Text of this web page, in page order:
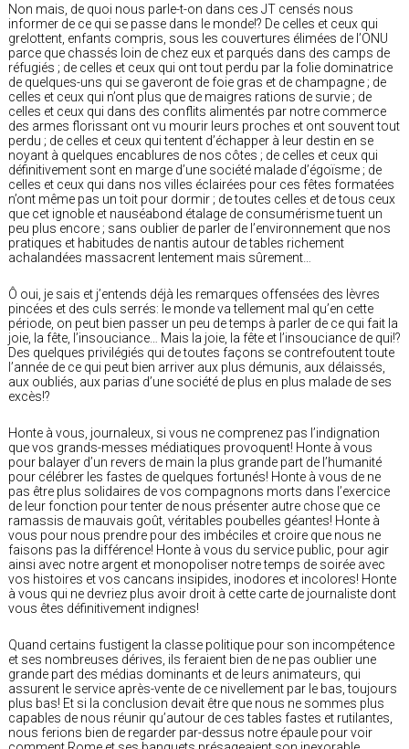
Non mais, de quoi nous parle-t-on dans ces JT censés nous
informer de ce qui se passe dans le monde!? De celles et ceux qui
grelottent, enfants compris, sous les couvertures élimées de l’ONU
parce que chassés loin de chez eux et parqués dans des camps de
réfugiés ; de celles et ceux qui ont tout perdu par la folie dominatrice
de quelques-uns qui se gaveront de foie gras et de champagne ; de
celles et ceux qui n’ont plus que de maigres rations de survie ; de
celles et ceux qui dans des conflits alimentés par notre commerce
des armes florissant ont vu mourir leurs proches et ont souvent tout
perdu ; de celles et ceux qui tentent d’échapper à leur destin en se
noyant à quelques encablures de nos côtes ; de celles et ceux qui
définitivement sont en marge d’une société malade d’égoïsme ; de
celles et ceux qui dans nos villes éclairées pour ces fêtes formatées
n’ont même pas un toit pour dormir ; de toutes celles et de tous ceux
que cet ignoble et nauséabond étalage de consumérisme tuent un
peu plus encore ; sans oublier de parler de l’environnement que nos
pratiques et habitudes de nantis autour de tables richement
achalandées massacrent lentement mais sûrement…
Ô oui, je sais et j’entends déjà les remarques offensées des lèvres
pincées et des culs serrés: le monde va tellement mal qu’en cette
période, on peut bien passer un peu de temps à parler de ce qui fait la
joie, la fête, l’insouciance… Mais la joie, la fête et l’insouciance de qui!?
Des quelques privilégiés qui de toutes façons se contrefoutent toute
l’année de ce qui peut bien arriver aux plus démunis, aux délaissés,
aux oubliés, aux parias d’une société de plus en plus malade de ses
excès!?
Honte à vous, journaleux, si vous ne comprenez pas l’indignation
que vos grands-messes médiatiques provoquent! Honte à vous
pour balayer d’un revers de main la plus grande part de l’humanité
pour célébrer les fastes de quelques fortunés! Honte à vous de ne
pas être plus solidaires de vos compagnons morts dans l’exercice
de leur fonction pour tenter de nous présenter autre chose que ce
ramassis de mauvais goût, véritables poubelles géantes! Honte à
vous pour nous prendre pour des imbéciles et croire que nous ne
faisons pas la différence! Honte à vous du service public, pour agir
ainsi avec notre argent et monopoliser notre temps de soirée avec
vos histoires et vos cancans insipides, inodores et incolores! Honte
à vous qui ne devriez plus avoir droit à cette carte de journaliste dont
vous êtes définitivement indignes!
Quand certains fustigent la classe politique pour son incompétence
et ses nombreuses dérives, ils feraient bien de ne pas oublier une
grande part des médias dominants et de leurs animateurs, qui
assurent le service après-vente de ce nivellement par le bas, toujours
plus bas! Et si la conclusion devait être que nous ne sommes plus
capables de nous réunir qu’autour de ces tables fastes et rutilantes,
nous ferions bien de regarder par-dessus notre épaule pour voir